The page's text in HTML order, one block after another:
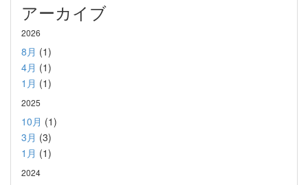
アーカイブ
2026
8月 (1)
4月 (1)
1月 (1)
2025
10月 (1)
3月 (3)
1月 (1)
2024